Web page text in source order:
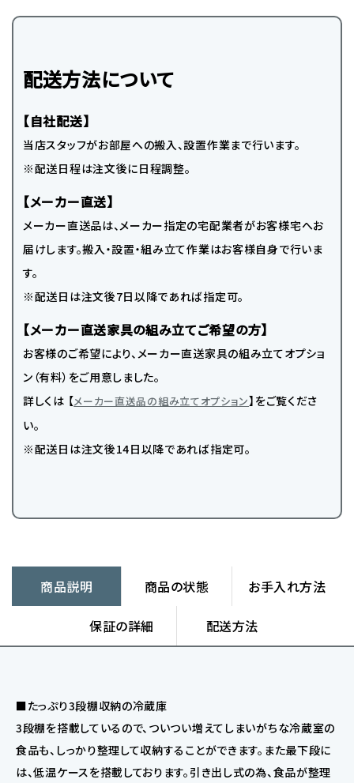
配送方法について
【自社配送】
当店スタッフがお部屋への搬入、設置作業まで行います。
※配送日程は注文後に日程調整。
【メーカー直送】
メーカー直送品は、メーカー指定の宅配業者がお客様宅へお
届けします。搬入・設置・組み立て作業はお客様自身で行いま
す。
※配送日は注文後7日以降であれば指定可。
【メーカー直送家具の組み立てご希望の方】
お客様のご希望により、メーカー直送家具の組み立てオプショ
ン（有料）をご用意しました。
詳しくは 【メーカー直送品の組み立てオプション】をご覧くださ
い。
※配送日は注文後14日以降であれば指定可。
商品説明 商品の状態 お手入れ方法
保証の詳細 配送方法
■たっぷり3段棚収納の冷蔵庫
3段棚を搭載しているので、ついつい増えてしまいがちな冷蔵室の
食品も、しっかり整理して収納することができます。また最下段に
は、低温ケースを搭載しております。引き出し式の為、食品が整理